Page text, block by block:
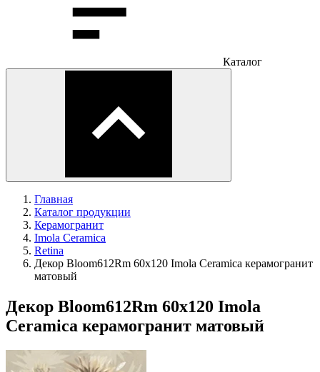
Каталог
Главная
Каталог продукции
Керамогранит
Imola Ceramica
Retina
Декор Bloom612Rm 60х120 Imola Ceramica керамогранит
матовый
Декор Bloom612Rm 60х120 Imola
Ceramica керамогранит матовый